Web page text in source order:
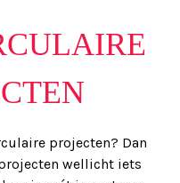
projecten? Dan
wellicht iets